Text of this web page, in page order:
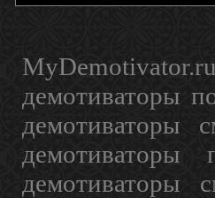
демотиваторы
демотиваторы
демотиваторы